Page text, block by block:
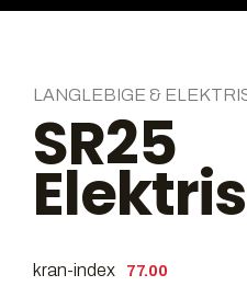
LANGLEBIGE &
SR25
kran-index 77.00